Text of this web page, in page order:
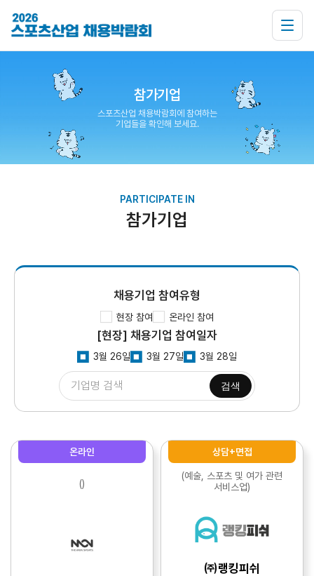
참가기업
스포츠산업 채용박람회에 참여하는
기업들을 확인해 보세요.
PARTICIPATE IN
참가기업
채용기업 참여유형
현장 참여 온라인 참여
[현장] 채용기업 참여일자
3월 26일 3월 27일 3월 28일
검색
온라인
()
상담+면접
(예술, 스포츠 및 여가 관련
서비스업)
㈜랭킹피쉬